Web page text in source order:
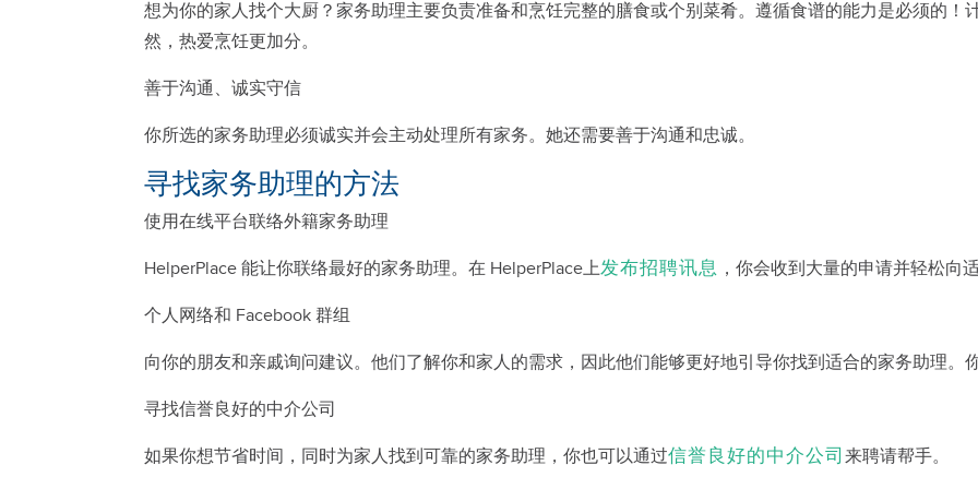
想为你的家人找个大厨？家务助理主要负责准备和烹饪完整的膳食或个别菜肴。遵循食谱的能力是必须的！
然，热爱烹饪更加分。
善于沟通、诚实守信
你所选的家务助理必须诚实并会主动处理所有家务。她还需要善于沟通和忠诚。
寻找家务助理的方法
使用在线平台联络外籍家务助理
HelperPlace 能让你联络最好的家务助理。在 HelperPlace上发布招聘讯息 ，你会收到大量的申请并轻松向
个人网络和 Facebook 群组
向你的朋友和亲戚询问建议。他们了解你和家人的需求，因此他们能够更好地引导你找到适合的家务助理。
寻找信誉良好的中介公司
如果你想节省时间，同时为家人找到可靠的家务助理，你也可以通过信誉良好的中介公司 来聘请帮手。